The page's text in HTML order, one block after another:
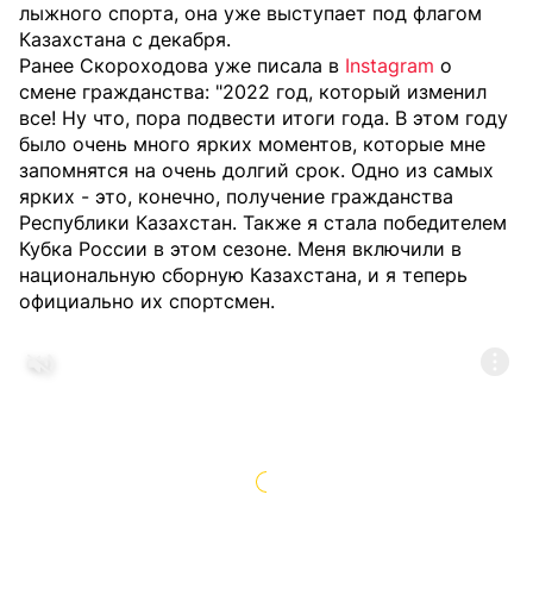
лыжного спорта, она уже выступает под флагом
Казахстана с декабря.
Ранее Скороходова уже писала в Instagram о
смене гражданства: "2022 год, который изменил
все! Ну что, пора подвести итоги года. В этом году
было очень много ярких моментов, которые мне
запомнятся на очень долгий срок. Одно из самых
ярких - это, конечно, получение гражданства
Республики Казахстан. Также я стала победителем
Кубка России в этом сезоне. Меня включили в
национальную сборную Казахстана, и я теперь
официально их спортсмен.